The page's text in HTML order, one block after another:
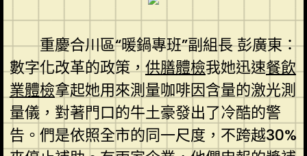
重慶合川區“暖鍋專班”副組長 彭廣東：
數字化改革的政策，供膳體檢我她迅速餐飲
業體檢拿起她用來測量咖啡因含量的激光測
量儀，對著門口的牛土豪發出了冷酷的警
告。們是依照全市的同一尺度，不跨越30%